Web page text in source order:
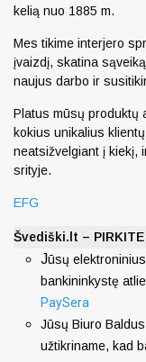
kelią nuo 1885 m.
Mes tikime interjero
įvaizdį, skatina
naujus darbo ir
Platus mūsų produktų
kokius unikalius
neatsižvelgiant į kiekį,
srityje.
EFG
Švediški.lt – PIRKITE
Jūsų
bankininkystę
PaySera
Jūsų Biuro
užtikriname, kad